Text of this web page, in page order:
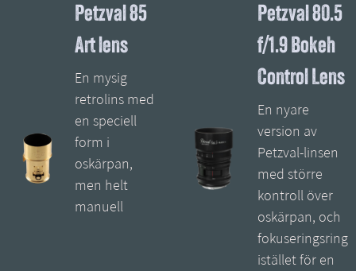
Petzval 85
Art lens
En mysig
retrolins med
en speciell
form i
oskärpan,
men helt
manuell
Petzval 80.5
f/1.9 Bokeh
Control Lens
En nyare
version av
Petzval-linsen
med större
kontroll över
oskärpan, och
fokuseringsring
istället för en